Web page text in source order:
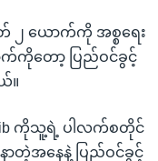
ယောက်ကို အစ္စရေး
က်ကိုတော့ ပြည်ဝင်ခွင့်
။
ကိုသူ့ရဲ့ ပါလက်စတိုင်
ာတဲ့အနေနဲ့ ပြည်ဝင်ခွင့်